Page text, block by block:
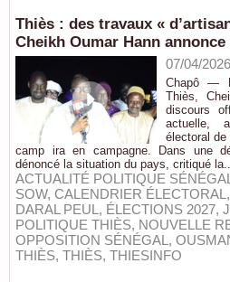
Thiès : des travaux «
Cheikh Oumar Hann
07/04/2026
Chapô —
Thiès,
discours
actuelle,
électoral
camp ira en campagne. Dans une
dénoncé la situation du pays, critiqué
ACTUALITÉ POLITIQUE SÉNÉGAL
SOW, CALENDRIER ÉLECTORAL ,
DARAL PEUL , ÉLECTIONS 2027,
POLITIQUE THIÈS, NOUVELLE
OPPOSITION SÉNÉGAL ,
THIÈS, THIÈS, THIESINFO